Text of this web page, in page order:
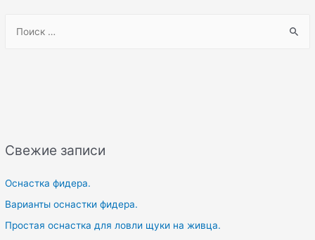
o
Свежие записи
Оснастка фидера.
Варианты оснастки фидера.
Простая оснастка для ловли щуки на живца.